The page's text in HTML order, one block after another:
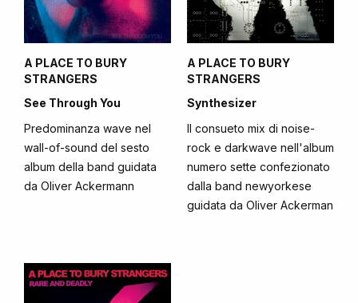
A PLACE TO BURY
STRANGERS
See Through You
Predominanza wave nel
wall-of-sound del sesto
album della band guidata
da Oliver Ackermann
A PLACE TO BURY
STRANGERS
Synthesizer
Il consueto mix di noise-
rock e darkwave nell'album
numero sette confezionato
dalla band newyorkese
guidata da Oliver Ackerman